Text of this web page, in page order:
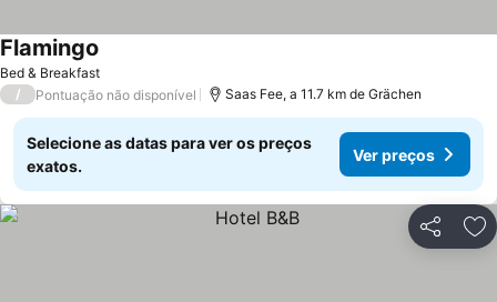
Bed & Breakfast
Flamingo
/ Pontuação não disponível Saas Fee, a 11.7 km de Grächen
Selecione as datas para ver os preços
exatos.
Ver preços
Partilhar